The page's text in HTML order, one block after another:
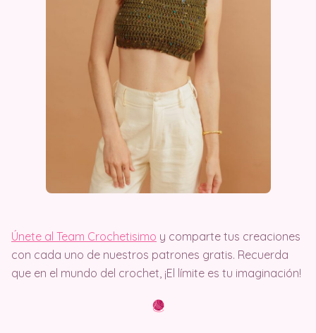
Únete al Team Crochetisimo y comparte tus creaciones
con cada uno de nuestros patrones gratis. Recuerda
que en el mundo del crochet, ¡El límite es tu imaginación!